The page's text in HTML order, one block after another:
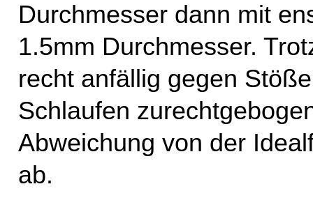
Durchmesser dann mit
1.5mm Durchmesser.
recht anfällig gegen
Schlaufen
Abweichung von der
ab.